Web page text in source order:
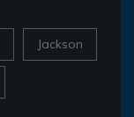
Jackson